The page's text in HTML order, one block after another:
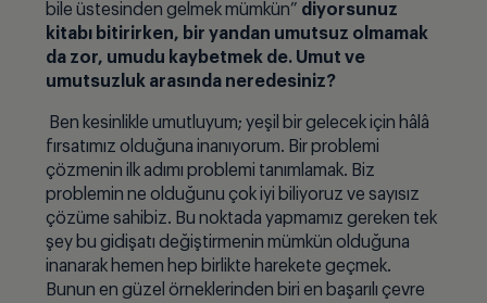
bile üstesinden gelmek mümkün” diyorsunuz
kitabı bitirirken, bir yandan umutsuz olmamak
da zor, umudu kaybetmek de. Umut ve
umutsuzluk arasında neredesiniz?
Ben kesinlikle umutluyum; yeşil bir gelecek için hâlâ
fırsatımız olduğuna inanıyorum. Bir problemi
çözmenin ilk adımı problemi tanımlamak. Biz
problemin ne olduğunu çok iyi biliyoruz ve sayısız
çözüme sahibiz. Bu noktada yapmamız gereken tek
şey bu gidişatı değiştirmenin mümkün olduğuna
inanarak hemen hep birlikte harekete geçmek.
Bunun en güzel örneklerinden biri en başarılı çevre